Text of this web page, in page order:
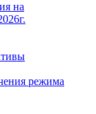
на
режима